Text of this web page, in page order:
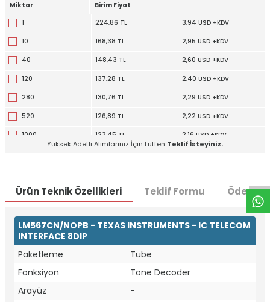
Miktar
Birim Fiyat
1
224,86 TL 3,94 USD +KDV
10 168,38 TL 2,95 USD +KDV
40 148,43 TL 2,60 USD +KDV
120 137,28 TL 2,40 USD +KDV
280 130,76 TL 2,29 USD +KDV
520 126,89 TL 2,22 USD +KDV
1000 123,45 TL 2,16 USD +KDV
Yüksek Adetli Alımlarınız İçin Lütfen Teklif İsteyiniz.
Ürün Teknik Özellikleri Teklif Formu Ödeme
LM567CN/NOPB - TEXAS INSTRUMENTS - IC TELECOM
INTERFACE 8DIP
Paketleme
Tube
Fonksiyon
Tone Decoder
Arayüz
-